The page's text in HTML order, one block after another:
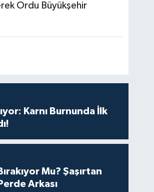
Ordu Büyükşehir
Karnı Burnunda İlk
Mu? Şaşırtan
Arkası